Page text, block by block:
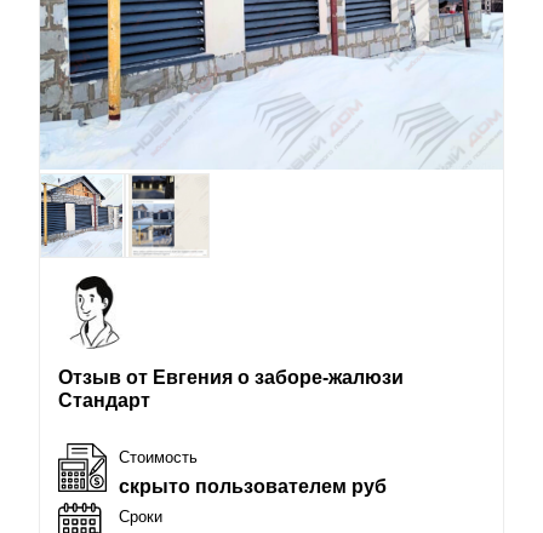
Отзыв от Евгения о заборе-жалюзи
Стандарт
Стоимость
скрыто пользователем руб
Сроки